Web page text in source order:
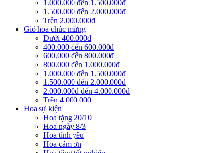
1.000.000 đến 1.500.000đ
1.500.000 đến 2.000.000đ
Trên 2.000.000đ
Giỏ hoa chúc mừng
Dưới 400.000đ
400.000 đến 600.000đ
600.000 đến 800.000đ
800.000 đến 1.000.000đ
1.000.000 đến 1.500.000đ
1.500.000 đến 2.000.000đ
2.000.000đ đến 4.000.000đ
Trên 4.000.000
Hoa sự kiện
Hoa tặng 20/10
Hoa ngày 8/3
Hoa tình yêu
Hoa cảm ơn